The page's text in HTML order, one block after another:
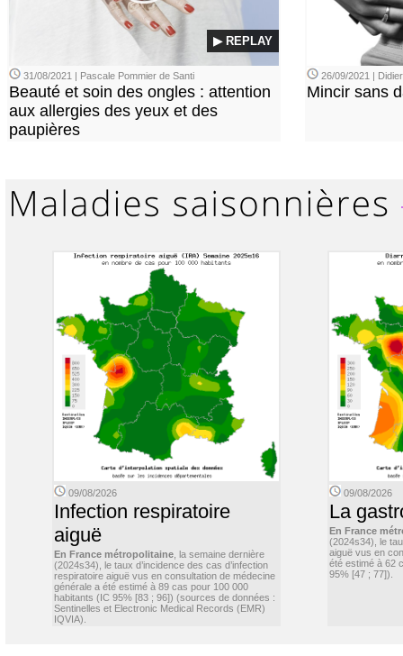
▶ REPLAY
31/08/2021 | Pascale Pommier de Santi
Beauté et soin des ongles : attention
aux allergies des yeux et des
paupières
26/09/2021 |
Mincir sans
09/08/2026
Infection respiratoire
aiguë
En France métropolitaine , la semaine dernière
(2024s34), le taux d’incidence des cas d’infection
respiratoire aiguë vus en consultation de médecine
générale a été estimé à 89 cas pour 100 000
habitants (IC 95% [83 ; 96]) (sources de données :
Sentinelles et Electronic Medical Records (EMR)
IQVIA).
09/08/2026
La
En France
(2024s34), le
aiguë vus en
été estimé à 62
95% [47 ; 77]).